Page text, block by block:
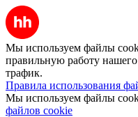
Мы используем файлы
правильную работу нашего
трафик.
Правила использования
Мы используем файлы
файлов cookie